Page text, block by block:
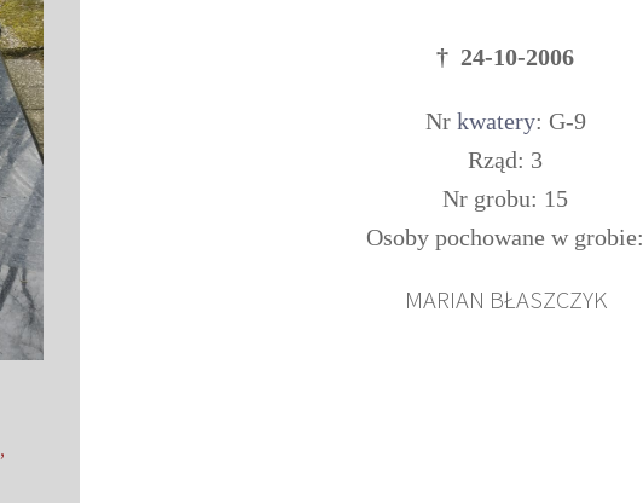
† 24-10-2006
Nr kwatery: G-9
Rząd: 3
Nr grobu: 15
Osoby pochowane w grobie:
MARIAN BŁASZCZYK
,